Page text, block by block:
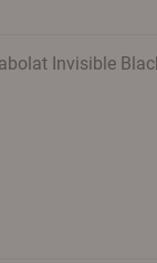
Invisible